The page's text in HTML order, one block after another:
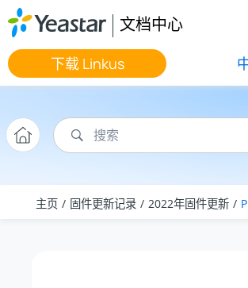
跳转到主要内容
文档中心
下载 Linkus
主页 固件更新记录 2022年固件更新